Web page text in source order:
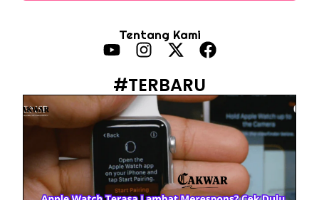
Prabowo Sebut ‘Londo Ireng’, Ray Rangkuti Desak DPR Bersikap, Ini Ulasan Politiknya
Febrie Adriansyah Ditahan, Mengapa Tanpa Rompi Pink? Ini Penjelasan dan Faktanya
Tentang Kami
#TERBARU